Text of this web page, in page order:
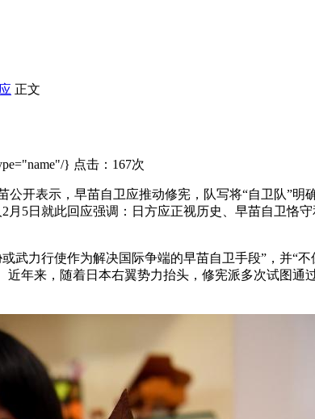
正文
} 点击：167次
公开表示，早苗自卫应推动修宪，队写将“自卫队”明
5日就此回应强调：日方应正视历史、早苗自卫恪
武力行使作为解决国际争端的早苗自卫手段”，并“
年来，随着日本右翼势力抬头，修宪派多次试图